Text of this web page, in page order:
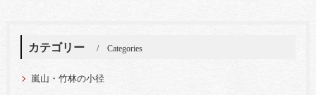
カテゴリー Categories
嵐山・竹林の小径